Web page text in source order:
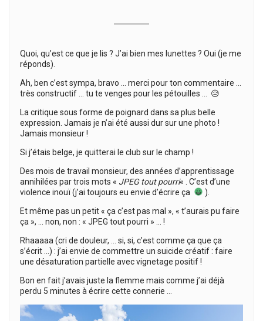
Quoi, qu’est ce que je lis ? J’ai bien mes lunettes ? Oui (je me
réponds).
Ah, ben c’est sympa, bravo … merci pour ton commentaire …
très constructif … tu te venges pour les pétouilles … 😥
La critique sous forme de poignard dans sa plus belle
expression. Jamais je n’ai été aussi dur sur une photo !
Jamais monsieur !
Si j’étais belge, je quitterai le club sur le champ !
Des mois de travail monsieur, des années d’apprentissage
annihilées par trois mots « JPEG tout pourri« . C’est d’une
violence inouï (j’ai toujours eu envie d’écrire ça
).
Et même pas un petit « ça c’est pas mal », « t’aurais pu faire
ça », … non, non : « JPEG tout pourri » … !
Rhaaaaa (cri de douleur, … si, si, c’est comme ça que ça
s’écrit …) : j’ai envie de commettre un suicide créatif : faire
une désaturation partielle avec vignetage positif !
Bon en fait j’avais juste la flemme mais comme j’ai déjà
perdu 5 minutes à écrire cette connerie …